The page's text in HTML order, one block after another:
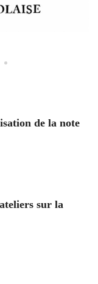
de la note
sur la